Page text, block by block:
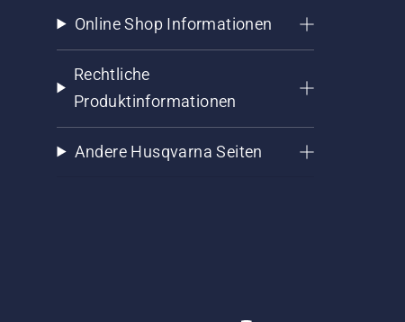
Online Shop Informationen
Rechtliche
Produktinformationen
Andere Husqvarna Seiten